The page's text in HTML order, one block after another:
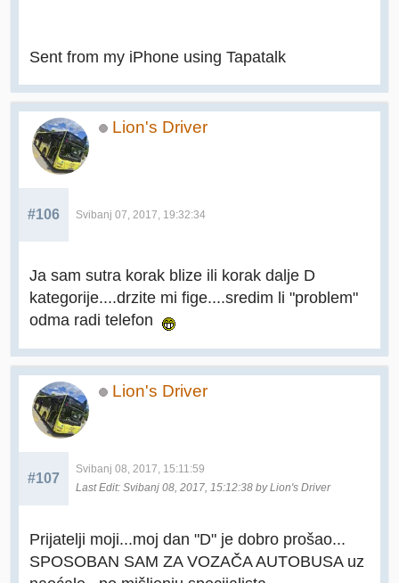
Sent from my iPhone using Tapatalk
Lion's Driver
#106 Svibanj 07, 2017, 19:32:34
Ja sam sutra korak blize ili korak dalje D
kategorije....drzite mi fige....sredim li "problem"
odma radi telefon
Lion's Driver
#107
Svibanj 08, 2017, 15:11:59
Last Edit: Svibanj 08, 2017, 15:12:38 by Lion's Driver
Prijatelji moji...moj dan "D" je dobro prošao...
SPOSOBAN SAM ZA VOZAČA AUTOBUSA uz